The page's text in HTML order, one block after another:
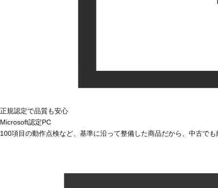
正規認定で品質も安心
Microsoft認定PC
100項目の動作点検など、基準に沿って整備した商品だから、中古で